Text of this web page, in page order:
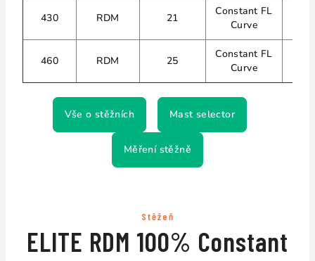
430 RDM 21
Constant FL
Curve
460 RDM 25
Constant FL
Curve
Vše o stěžních Mast selector
Měření stěžně
Stěžeň
ELITE RDM 100% Constant